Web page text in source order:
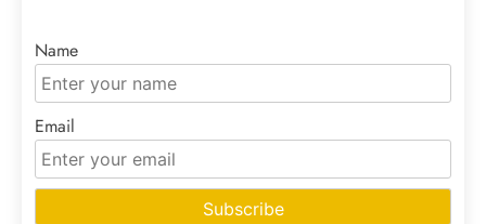
Name
Email